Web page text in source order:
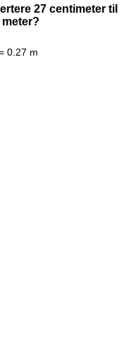
27 centimeter til
meter?
0.27 m